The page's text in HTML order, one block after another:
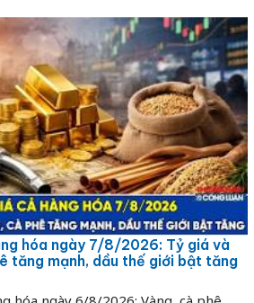
hóa ngày 7/8/2026: Tỷ giá và
tăng mạnh, dầu thế giới bật tăng